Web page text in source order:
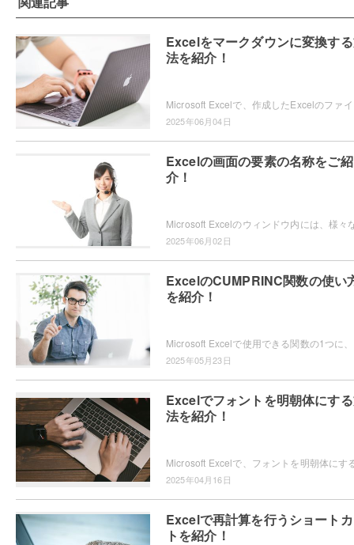
Excelをマークダウンに変換す
法を紹介！
2025年06月04日
Excelの画面の要素の名称をご紹
介！
2025年06月02日
ExcelのCUMPRINC関数の使い
を紹介！
2025年05月23日
Excelでフォントを明朝体にす
法を紹介！
2025年04月16日
Excelで再計算を行うショート
トを紹介！